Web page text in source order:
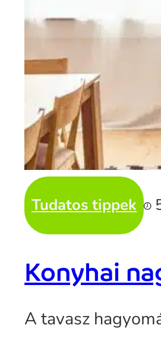
Tudatos tippek
Konyhai
A tavasz